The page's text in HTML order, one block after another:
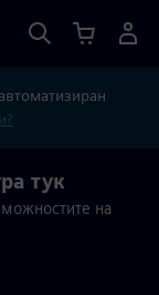
тук
на